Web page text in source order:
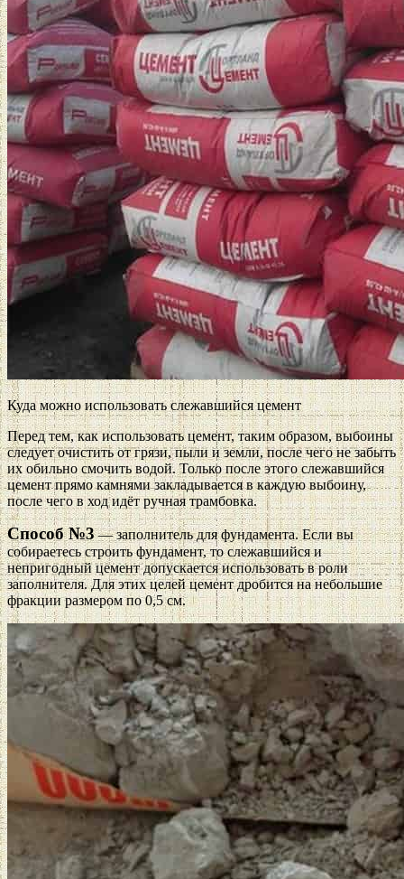
Куда можно использовать слежавшийся цемент
Перед тем, как использовать цемент, таким образом, выбоины
следует очистить от грязи, пыли и земли, после чего не забыть
их обильно смочить водой. Только после этого слежавшийся
цемент прямо камнями закладывается в каждую выбоину,
после чего в ход идёт ручная трамбовка.
Способ №3— заполнитель для фундамента. Если вы
собираетесь строить фундамент, то слежавшийся и
непригодный цемент допускается использовать в роли
заполнителя. Для этих целей цемент дробится на небольшие
фракции размером по 0,5 см.